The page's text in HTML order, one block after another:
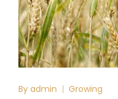
By admin Growing